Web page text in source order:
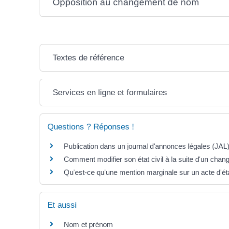
Textes de référence
Services en ligne et formulaires
Questions ? Réponses !
Publication dans un journal d'annonces légales
Comment modifier son état civil à la suite d'un
Qu'est-ce qu'une mention marginale sur un acte
Et aussi
Nom et prénom